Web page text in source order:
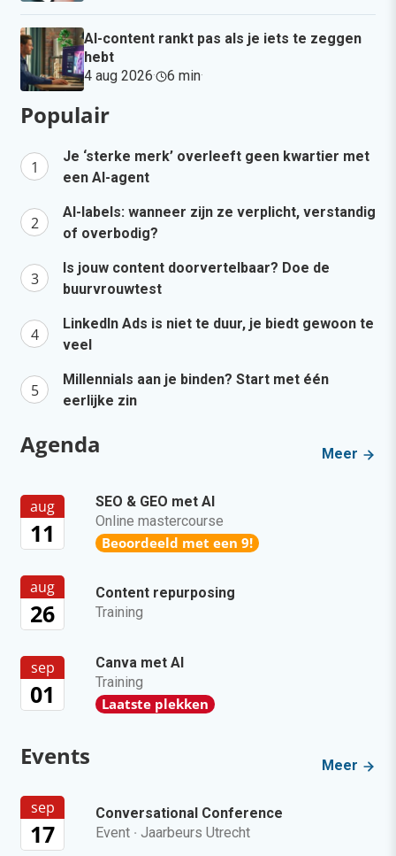
AI-content rankt pas als je iets te zeggen
hebt
4 aug 2026· 6 min·
Populair
Je ‘sterke merk’ overleeft geen kwartier met
een AI-agent
AI-labels: wanneer zijn ze verplicht, verstandig
of overbodig?
Is jouw content doorvertelbaar? Doe de
buurvrouwtest
LinkedIn Ads is niet te duur, je biedt gewoon te
veel
Millennials aan je binden? Start met één
eerlijke zin
Agenda Meer
aug
11
SEO & GEO met AI
Online mastercourse
Beoordeeld met een 9!
aug
26
Content repurposing
Training
sep
01
Canva met AI
Training
Laatste plekken
Events Meer
sep
17
Conversational Conference
Event · Jaarbeurs Utrecht